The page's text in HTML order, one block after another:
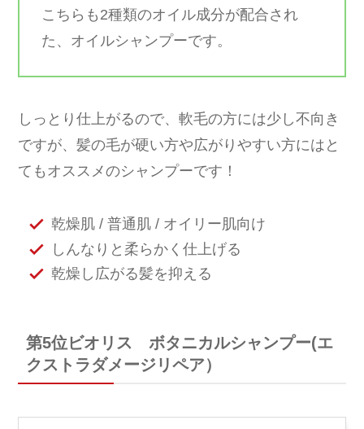
こちらも2種類のオイル成分が配合され
た、オイルシャンプーです。
しっとり仕上がるので、軟毛の方には少し不向き
ですが、髪の毛が硬い方や広がりやすい方にはと
てもオススメのシャンプーです！
乾燥肌 / 普通肌 / オイリー肌向け
しんなりと柔らかく仕上げる
乾燥し広がる髪を抑える
第5位ビオリス ボタニカルシャンプー(エ
クストラダメージリペア）